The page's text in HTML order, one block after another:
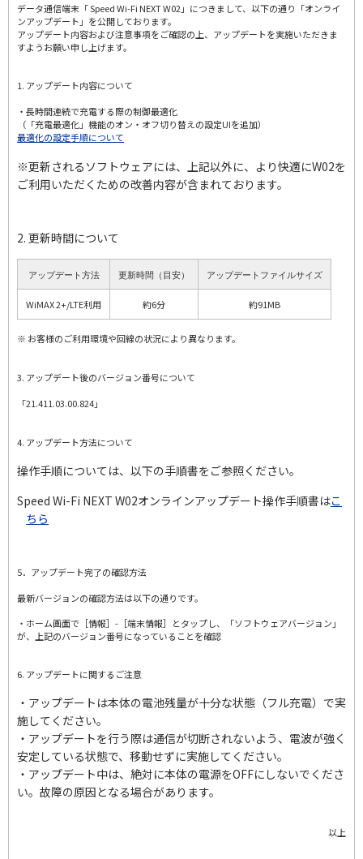
データ通信端末「 Speed Wi-Fi NEXT W02」につきまして、以下の通り「オンライ
ンアップデート」を公開しております。
アップデート内容および注意事項をご確認の上、アップデートを実施いただきま
すようお願い申し上げます。
1. アップデート内容について
・長時間連続で充電する際の制御最適化
（「充電最適化」機能のオン・オフ切り替えの設定UIを追加）
最適化の設定手順について
※更新されるソフトウェアには、上記以外に、より快適にW02を
ご利用いただくための改善内容が含まれております。
2. 更新時間について
アップデート方法 更新時間（目安） アップデートファイルサイズ
WiMAX 2+/LTE利用 約6分 約91MB
※ お客様のご利用環境や回線の状況により異なります。
3. アップデート後のバージョン番号について
「21.411.03.00.824」
4. アップデート方法について
操作手順については、以下の手順書をご参照ください。
Speed Wi-Fi NEXT W02オンラインアップデート操作手順書はこ
ちら
5．アップデート完了の確認方法
最新バージョンの確認方法は以下の通りです。
・ホーム画面で［情報］-［端末情報］とタップし、「ソフトウェアバージョン」
が、上記のバージョン番号になっていることを確認
6. アップデートに関するご注意
・アップデートは本体の電池残量が十分な状態（フル充電）で実
施してください。
・アップデートを行う際は通信が切断されないよう、電波が強く
安定している状態で、移動せずに実施してください。
・アップデート中は、絶対に本体の電源をOFFにしないでくださ
い。故障の原因となる場合があります。
以上